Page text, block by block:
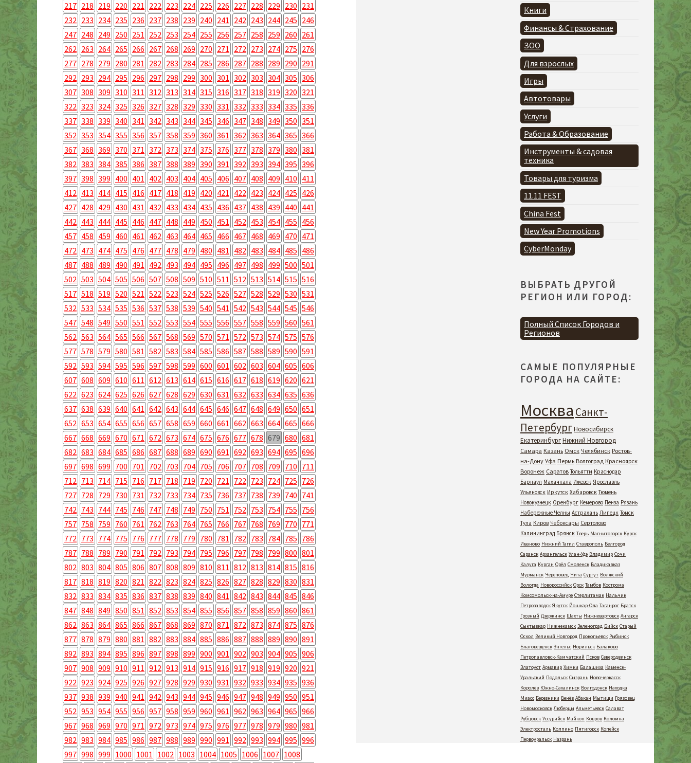
217 218 219 220 221 222 223 224 225 226 227 228 229 230 231
232 233 234 235 236 237 238 239 240 241 242 243 244 245 246
247 248 249 250 251 252 253 254 255 256 257 258 259 260 261
262 263 264 265 266 267 268 269 270 271 272 273 274 275 276
277 278 279 280 281 282 283 284 285 286 287 288 289 290 291
292 293 294 295 296 297 298 299 300 301 302 303 304 305 306
307 308 309 310 311 312 313 314 315 316 317 318 319 320 321
322 323 324 325 326 327 328 329 330 331 332 333 334 335 336
337 338 339 340 341 342 343 344 345 346 347 348 349 350 351
352 353 354 355 356 357 358 359 360 361 362 363 364 365 366
367 368 369 370 371 372 373 374 375 376 377 378 379 380 381
382 383 384 385 386 387 388 389 390 391 392 393 394 395 396
397 398 399 400 401 402 403 404 405 406 407 408 409 410 411
412 413 414 415 416 417 418 419 420 421 422 423 424 425 426
427 428 429 430 431 432 433 434 435 436 437 438 439 440 441
442 443 444 445 446 447 448 449 450 451 452 453 454 455 456
457 458 459 460 461 462 463 464 465 466 467 468 469 470 471
472 473 474 475 476 477 478 479 480 481 482 483 484 485 486
487 488 489 490 491 492 493 494 495 496 497 498 499 500 501
502 503 504 505 506 507 508 509 510 511 512 513 514 515 516
517 518 519 520 521 522 523 524 525 526 527 528 529 530 531
532 533 534 535 536 537 538 539 540 541 542 543 544 545 546
547 548 549 550 551 552 553 554 555 556 557 558 559 560 561
562 563 564 565 566 567 568 569 570 571 572 573 574 575 576
577 578 579 580 581 582 583 584 585 586 587 588 589 590 591
592 593 594 595 596 597 598 599 600 601 602 603 604 605 606
607 608 609 610 611 612 613 614 615 616 617 618 619 620 621
622 623 624 625 626 627 628 629 630 631 632 633 634 635 636
637 638 639 640 641 642 643 644 645 646 647 648 649 650 651
652 653 654 655 656 657 658 659 660 661 662 663 664 665 666
667 668 669 670 671 672 673 674 675 676 677 678 679 680 681
682 683 684 685 686 687 688 689 690 691 692 693 694 695 696
697 698 699 700 701 702 703 704 705 706 707 708 709 710 711
712 713 714 715 716 717 718 719 720 721 722 723 724 725 726
727 728 729 730 731 732 733 734 735 736 737 738 739 740 741
742 743 744 745 746 747 748 749 750 751 752 753 754 755 756
757 758 759 760 761 762 763 764 765 766 767 768 769 770 771
772 773 774 775 776 777 778 779 780 781 782 783 784 785 786
787 788 789 790 791 792 793 794 795 796 797 798 799 800 801
802 803 804 805 806 807 808 809 810 811 812 813 814 815 816
817 818 819 820 821 822 823 824 825 826 827 828 829 830 831
832 833 834 835 836 837 838 839 840 841 842 843 844 845 846
847 848 849 850 851 852 853 854 855 856 857 858 859 860 861
862 863 864 865 866 867 868 869 870 871 872 873 874 875 876
877 878 879 880 881 882 883 884 885 886 887 888 889 890 891
892 893 894 895 896 897 898 899 900 901 902 903 904 905 906
907 908 909 910 911 912 913 914 915 916 917 918 919 920 921
922 923 924 925 926 927 928 929 930 931 932 933 934 935 936
937 938 939 940 941 942 943 944 945 946 947 948 949 950 951
952 953 954 955 956 957 958 959 960 961 962 963 964 965 966
967 968 969 970 971 972 973 974 975 976 977 978 979 980 981
982 983 984 985 986 987 988 989 990 991 992 993 994 995 996
997 998 999 1000 1001 1002 1003 1004 1005 1006 1007 1008
Книги
Финансы & Страхование
ЗОО
Для взрослых
Игры
Автотовары
Услуги
Работа & Образование
Инструменты & садовая
техника
Товары для туризма
11.11 FEST
China Fest
New Year Promotions
CyberMonday
ВЫБРАТЬ ДРУГОЙ
РЕГИОН ИЛИ ГОРОД:
Полный Список Городов и
Регионов
САМЫЕ ПОПУЛЯРНЫЕ
ГОРОДА НА САЙТЕ:
Москва Санкт-
ПетербургНовосибирск
ЕкатеринбургНижний Новгород
Самара Казань Омск Челябинск Ростов-
на-Дону Уфа Пермь Волгоград Красноярск
Воронеж Саратов Тольятти Краснодар
Барнаул Махачкала Ижевск Ярославль
Ульяновск Иркутск Хабаровск Тюмень
Новокузнецк Оренбург Кемерово Пенза Рязань
Набережные Челны Астрахань Липецк Томск
Тула Киров Чебоксары Сертолово
Калининград Брянск Тверь Магнитогорск Курск
Иваново Нижний Тагил Ставрополь Белгород
Саранск Архангельск Улан-Удэ Владимир Сочи
Калуга Курган Орёл Смоленск Владикавказ
Мурманск Череповец Чита Сургут Волжский
Вологда Новороссийск Орск Тамбов Кострома
Комсомольск-на-Амуре Стерлитамак Нальчик
Петрозаводск Якутск Йошкар-Ола Таганрог Братск
Грозный Дзержинск Шахты Нижневартовск Ангарск
Сыктывкар Нижнекамск Зеленоград Бийск Старый
Оскол Великий Новгород Прокопьевск Рыбинск
Благовещенск Энгельс Норильск Балаково
Петропавловск-Камчатский Псков Северодвинск
Златоуст Армавир Химки Балашиха Каменск-
Уральский Подольск Сызрань Новочеркасск
Королёв Южно-Сахалинск Волгодонск Находка
Миасс Березники Венёв Абакан Мытищи Грязовец
Новомосковск Люберцы Альметьевск Салават
Рубцовск Уссурийск Майкоп Ковров Коломна
Электросталь Колпино Пятигорск Копейск
Первоуральск Назрань